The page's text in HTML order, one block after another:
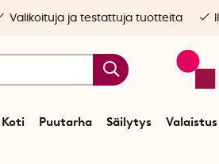
Koti Puutarha Säilytys Valaistus
Valikoituja ja testattuja tuotteita